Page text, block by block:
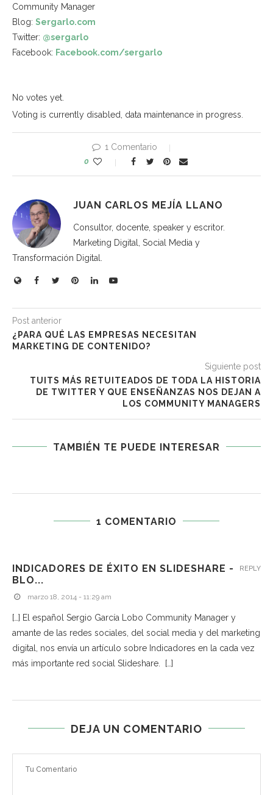
Community Manager
Blog: Sergarlo.com
Twitter: @sergarlo
Facebook: Facebook.com/sergarlo
No votes yet.
Voting is currently disabled, data maintenance in progress.
1 Comentario
0
JUAN CARLOS MEJÍA LLANO
Consultor, docente, speaker y escritor.
Marketing Digital, Social Media y
Transformación Digital.
Post anterior
¿PARA QUÉ LAS EMPRESAS NECESITAN
MARKETING DE CONTENIDO?
Siguiente post
TUITS MÁS RETUITEADOS DE TODA LA HISTORIA
DE TWITTER Y QUE ENSEÑANZAS NOS DEJAN A
LOS COMMUNITY MANAGERS
TAMBIÉN TE PUEDE INTERESAR
1 COMENTARIO
INDICADORES DE ÉXITO EN SLIDESHARE -
BLO...
marzo 18, 2014 - 11:29 am
[…] El español Sergio García Lobo Community Manager y
amante de las redes sociales, del social media y del marketing
digital, nos envía un artículo sobre Indicadores en la cada vez
más importante red social Slideshare. […]
REPLY
DEJA UN COMENTARIO